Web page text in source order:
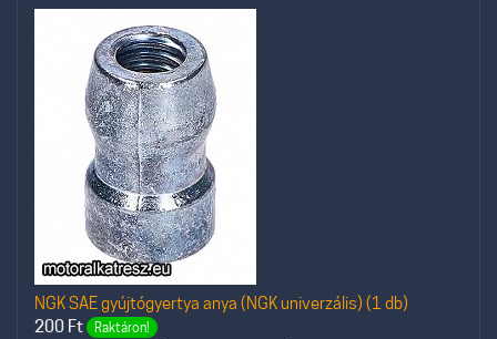
NGK SAE gyújtógyertya anya (NGK univerzális) (1 db)
200 Ft Raktáron!